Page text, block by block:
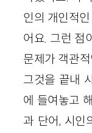
인의 개인적
어요. 그런 점
문제가 객관
그것을 끝내
에 들여놓고
과 단어, 시인